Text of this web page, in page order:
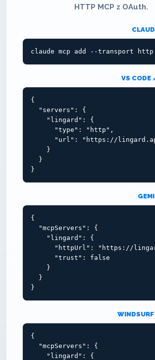
HTTP MCP z OAuth.
claude mcp add --transport
VS CODE
{
  "servers": {
    "lingard": {
      "type": "http",
"url": "https://
    }
  }
}
{
  "mcpServers": {
    "lingard": {
"httpUrl": "https://
      "trust": false
    }
  }
}
{
  "mcpServers": {
    "lingard": {